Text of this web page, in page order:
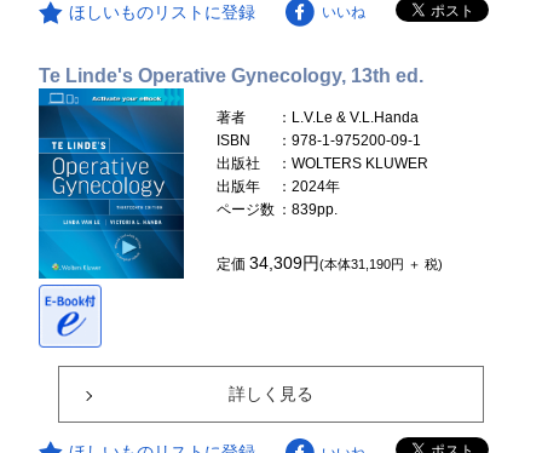
ほしいものリストに登録 いいね
Te Linde's Operative Gynecology, 13th ed.
著者
：L.V.Le & V.L.Handa
ISBN
：978-1-975200-09-1
出版社
：WOLTERS KLUWER
出版年
：2024年
ページ数 ：839pp.
定価34,309円(本体31,190円 ＋ 税)
詳しく見る